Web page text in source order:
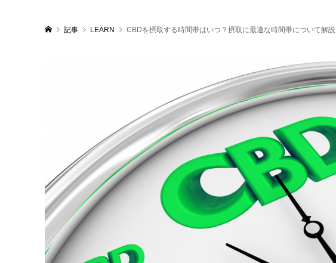
記事 LEARN CBDを摂取する時間帯はいつ？摂取に最適な時間帯について解説